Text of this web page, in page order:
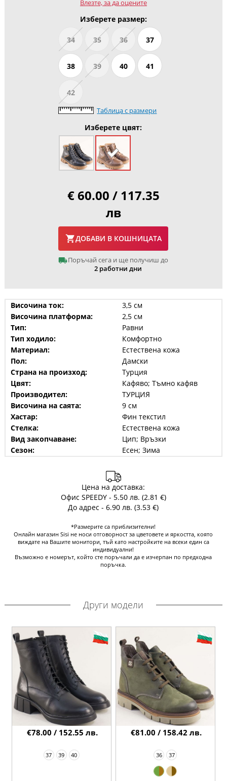
Влезте, за да оцените
Изберете размер:
34 35 36 37
38 39 40 41
42
Таблица с размери
Изберете цвят:
€ 60.00 / 117.35
лв
ДОБАВИ В КОШНИЦАТА
Поръчай сега и ще получиш до
2 работни дни
Височина ток:
3,5 см
Височина платформа:
2,5 см
Тип:
Равни
Тип ходило:
Комфортно
Материал:
Естествена кожа
Пол:
Дамски
Страна на произход:
Турция
Цвят:
Кафяво; Тъмно кафяв
Производител:
ТУРЦИЯ
Височина на саята:
9 см
Хастар:
Фин текстил
Стелка:
Естествена кожа
Вид закопчаване:
Цип; Връзки
Сезон:
Есен; Зима
Цена на доставка:
Офис SPEEDY - 5.50 лв. (2.81 €)
До адрес - 6.90 лв. (3.53 €)
*Размерите са приблизителни!
Онлайн магазин Sisi не носи отговорност за цветовете и яркостта, която
виждате на Вашите монитори, тъй като настройките на всеки един са
индивидуални!
Възможно е номерът, който сте поръчали да е изчерпан по предходна
поръчка.
Други модели
37 39 40
€78.00 / 152.55 лв.
36 37
€81.00 / 158.42 лв.